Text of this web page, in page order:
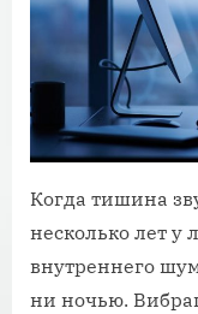
Когда тишина
несколько лет
внутреннего
ни ночью.